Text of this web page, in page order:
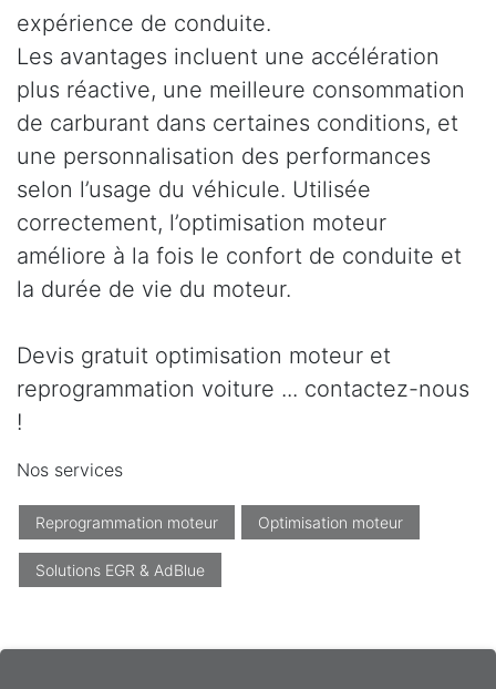
expérience de conduite.
Les avantages incluent une accélération
plus réactive, une meilleure consommation
de carburant dans certaines conditions, et
une personnalisation des performances
selon l’usage du véhicule. Utilisée
correctement, l’optimisation moteur
améliore à la fois le confort de conduite et
la durée de vie du moteur.
Devis gratuit optimisation moteur et
reprogrammation voiture ... contactez-nous
!
Nos services
Reprogrammation moteur Optimisation moteur
Solutions EGR & AdBlue